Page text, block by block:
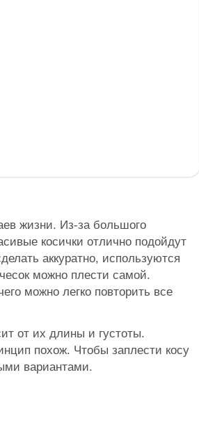
жизни. Из-за большого
косички отлично подойдут
аккуратно, используются
можно плести самой.
можно легко повторить все
от их длины и густоты.
похож. Чтобы заплести косу
вариантами.